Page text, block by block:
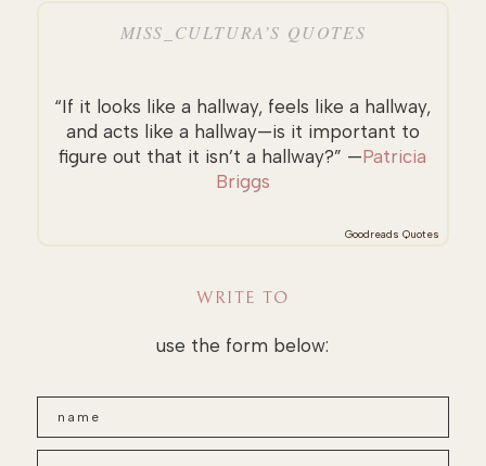
MISS_CULTURA’S QUOTES
“If it looks like a hallway, feels like a hallway,
and acts like a hallway—is it important to
figure out that it isn’t a hallway?” —Patricia
Briggs
Goodreads Quotes
WRITE TO
use the form below: